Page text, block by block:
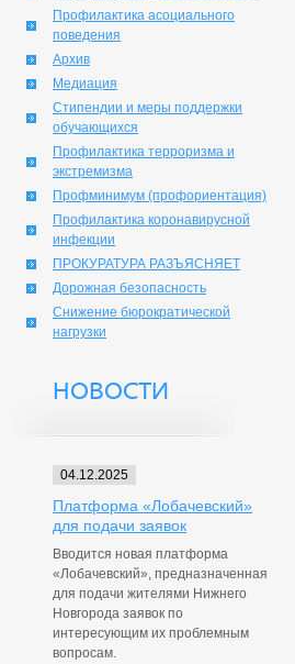
Профилактика асоциального
поведения
Архив
Медиация
Стипендии и меры поддержки
обучающихся
Профилактика терроризма и
экстремизма
Профминимум (профориентация)
Профилактика коронавирусной
инфекции
ПРОКУРАТУРА РАЗЪЯСНЯЕТ
Дорожная безопасность
Снижение бюрократической
нагрузки
НОВОСТИ
04.12.2025
Платформа «Лобачевский»
для подачи заявок
Вводится новая платформа
«Лобачевский», предназначенная
для подачи жителями Нижнего
Новгорода заявок по
интересующим их проблемным
вопросам.